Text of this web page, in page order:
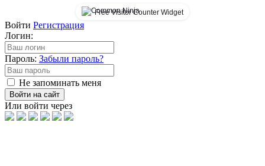
Free Visitor Counter Widget
Войти Регистрация
Логин:
Пароль: Забыли пароль?
Не запоминать меня
Войти на сайт
Или войти через